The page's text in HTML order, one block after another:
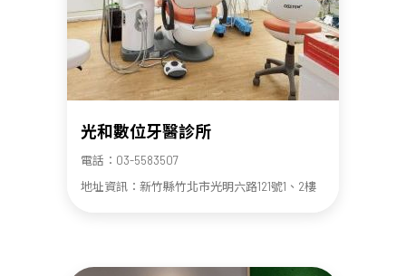
光和數位牙醫診所
電話：03-5583507
地址資訊：新竹縣竹北市光明六路121號1、2樓